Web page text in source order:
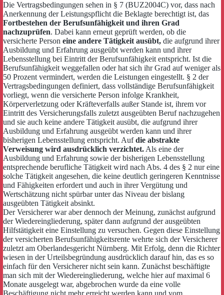
Die Vertragsbedingungen sehen in § 7 (BUZ2004C) vor, dass nach
Anerkennung der Leistungspflicht die Beklagte berechtigt ist, das
Fortbestehen der Berufsunfähigkeit und ihren Grad
nachzuprüfen. Dabei kann erneut geprüft werden, ob die
versicherte Person eine andere Tätigkeit ausübt, die aufgrund ihrer
Ausbildung und Erfahrung ausgeübt werden kann und ihrer
Lebensstellung bei Eintritt der Berufsunfähigkeit entspricht. Ist die
Berufsunfähigkeit weggefallen oder hat sich ihr Grad auf weniger als
50 Prozent vermindert, werden die Leistungen eingestellt. § 2 der
Vertragsbedingungen definiert, dass vollständige Berufsunfähigkeit
vorliegt, wenn die versicherte Person infolge Krankheit,
Körperverletzung oder Kräfteverfalls außer Stande ist, ihrem vor
Eintritt des Versicherungsfalls zuletzt ausgeübten Beruf nachzugehen
und sie auch keine andere Tätigkeit ausübt, die aufgrund ihrer
Ausbildung und Erfahrung ausgeübt werden kann und ihrer
bisherigen Lebensstellung entspricht. Aufdie abstrakte
Verweisung wird ausdrücklich verzichtet. Als eine der
Ausbildung und Erfahrung sowie der bisherigen Lebensstellung
entsprechende berufliche Tätigkeit wird nach Abs. 4 des § 2 nur eine
solche Tätigkeit angesehen, die keine deutlich geringeren Kenntnisse
und Fähigkeiten erfordert und auch in ihrer Vergütung und
Wertschätzung nicht spürbar unter das Niveau der bislang
ausgeübten Tätigkeit absinkt.
Der Versicherer war aber dennoch der Meinung, zunächst aufgrund
der Wiedereingliederung, später dann aufgrund der ausgeübten
Hilfstätigkeit eine Einstellung zu versuchen. Gegen diese Einstellung
der versicherten Berufsunfähigkeitsrente wehrte sich der Versicherer
zuletzt am Oberlandesgericht Nürnberg. Mit Erfolg, denn die Richter
wiesen in der Urteilsbegründung ausdrücklich darauf hin, das es so
einfach für den Versicherer nicht sein kann. Zunächst beschäftigte
man sich mit der Wiedereingliederung, welche hier auf maximal 6
Monate ausgelegt war, abgebrochen wurde da eine volle
Beschäftigung nicht mehr erreicht werden kann und vom